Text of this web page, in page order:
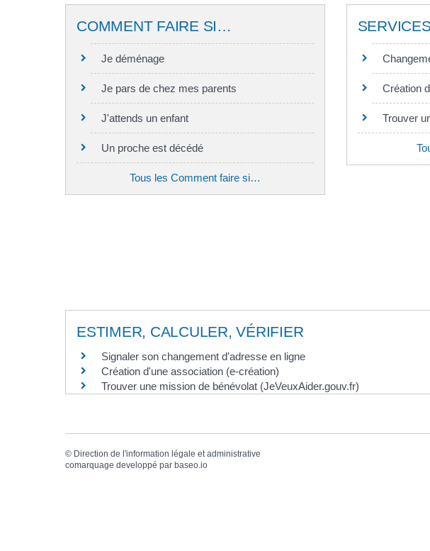
COMMENT FAIRE SI…
Je déménage
Je pars de chez mes parents
J'attends un enfant
Un proche est décédé
Tous les Comment faire si…
Création
Trouver
ESTIMER, CALCULER, VÉRIFIER
Signaler son changement d'adresse en ligne
Création d'une association (e-création)
Trouver une mission de bénévolat (JeVeuxAider.gouv.fr)
© Direction de l'information légale et administrative
comarquage developpé par baseo.io